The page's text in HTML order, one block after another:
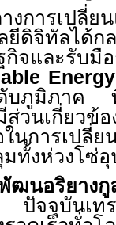
งการเปลี่ย
ยีดิจิทัลได้ก
กิจและรับมื
บภูมิภาค
วนเกี่ยวข้
นการเปลี่ย
ทั้งห่วงโซ่
อริยางกู
ปัจจุบันเท